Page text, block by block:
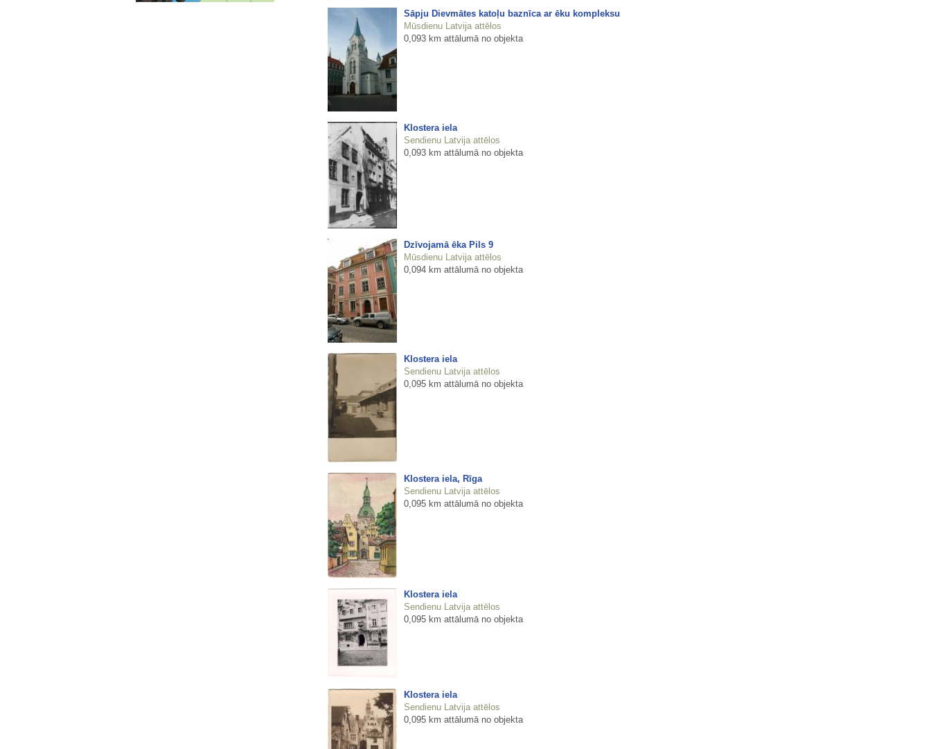
Sāpju Dievmātes katoļu baznīca ar ēku kompleksu
Mūsdienu Latvija attēlos
0,093 km attālumā no objekta
Klostera iela
Sendienu Latvija attēlos
0,093 km attālumā no objekta
Dzīvojamā ēka Pils 9
Mūsdienu Latvija attēlos
0,094 km attālumā no objekta
Klostera iela
Sendienu Latvija attēlos
0,095 km attālumā no objekta
Klostera iela, Rīga
Sendienu Latvija attēlos
0,095 km attālumā no objekta
Klostera iela
Sendienu Latvija attēlos
0,095 km attālumā no objekta
Klostera iela
Sendienu Latvija attēlos
0,095 km attālumā no objekta